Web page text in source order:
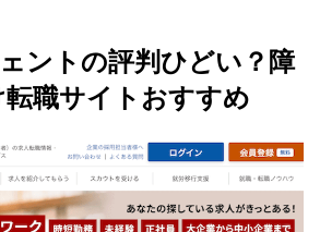
ントの評判ひどい？障
職サイトおすすめ